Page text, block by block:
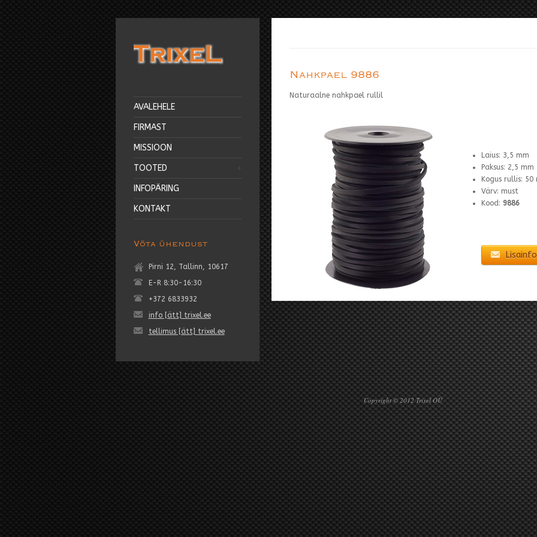
Nahkpael 9886
Naturaalne nahkpael rullil
Laius: 3,5 mm
Paksus: 2,5 mm
Kogus rullis: 50
Värv: must
Kood: 9886
Lisainfo
AVALEHELE
FIRMAST
MISSIOON
TOOTED
INFOPÄRING
KONTAKT
Võta ühendust
Pirni 12, Tallinn, 10617
E-R 8:30-16:30
+372 6833932
info [ätt] trixel.ee
tellimus [ätt] trixel.ee
Copyright © 2012 Trixel OÜ